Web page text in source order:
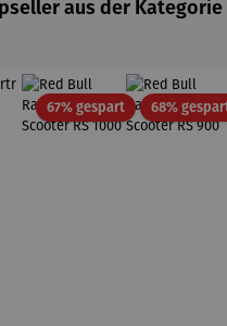
aus der Kategorie
67% gespartRabatt
68%